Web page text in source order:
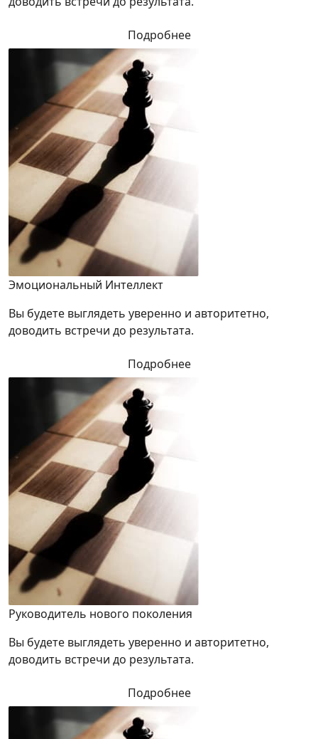
Подробнее
Эмоциональный Интеллект
Вы будете выглядеть уверенно и авторитетно,
доводить встречи до результата.
Подробнее
Руководитель нового поколения
Вы будете выглядеть уверенно и авторитетно,
доводить встречи до результата.
Подробнее